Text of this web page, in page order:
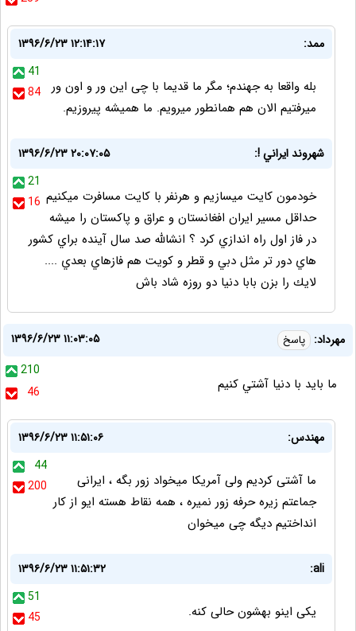
ممد:
۱۳۹۶/۶/۲۳ ۱۲:۱۴:۱۷
41
84
بله واقعا به جهندم؛ مگر ما قدیما با چی این ور و اون ور
میرفتیم الان هم همانطور میرویم. ما همیشه پیروزیم.
شهروند ايراني !:
۱۳۹۶/۶/۲۳ ۲۰:۰۷:۰۵
21
16 خودمون كايت ميسازيم و هرنفر با كايت مسافرت ميكنيم
حداقل مسير ايران افغانستان و عراق و پاكستان را ميشه
در فاز اول راه اندازي كرد ؟ انشالله صد سال آينده براي كشور
هاي دور تر مثل دبي و قطر و كويت هم فازهاي بعدي ....
لايك را بزن بابا دنيا دو روزه شاد باش
مهرداد: پاسخ
۱۳۹۶/۶/۲۳ ۱۱:۰۳:۰۵
210
46
ما بايد با دنيا آشتي كنيم
مهندس:
۱۳۹۶/۶/۲۳ ۱۱:۵۱:۰۶
44
200
ما آشتی کردیم ولی آمریکا میخواد زور بگه ، ایرانی
جماعتم زیره حرفه زور نمیره ، همه نقاط هسته ایو از کار
انداختیم دیگه چی میخوان
ali:
۱۳۹۶/۶/۲۳ ۱۱:۵۱:۳۲
51
45
یکی اینو بهشون حالی کنه.